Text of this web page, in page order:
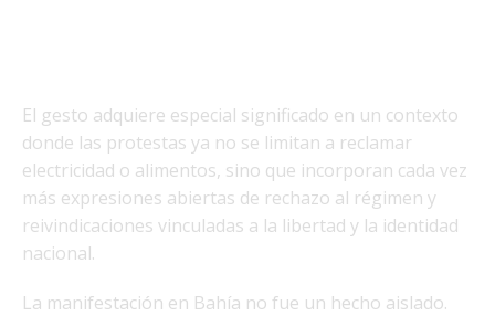
El gesto adquiere especial significado en un contexto
donde las protestas ya no se limitan a reclamar
electricidad o alimentos, sino que incorporan cada vez
más expresiones abiertas de rechazo al régimen y
reivindicaciones vinculadas a la libertad y la identidad
nacional.
La manifestación en Bahía no fue un hecho aislado.